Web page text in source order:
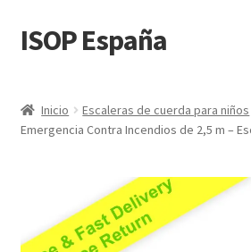
Ir
a
navegación
Ir
al
ISOP España
Deporte y Outdoor
Conjuntos de rescate y supervivencia
Venta al por mayor
Inicio Escaleras de cuerda para niños
Emergencia Contra Incendios de 2,5 m –